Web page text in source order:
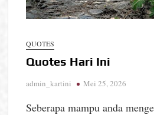
QUOTES
Quotes Hari Ini
admin_kartini Mei 25, 2026
Seberapa mampu anda